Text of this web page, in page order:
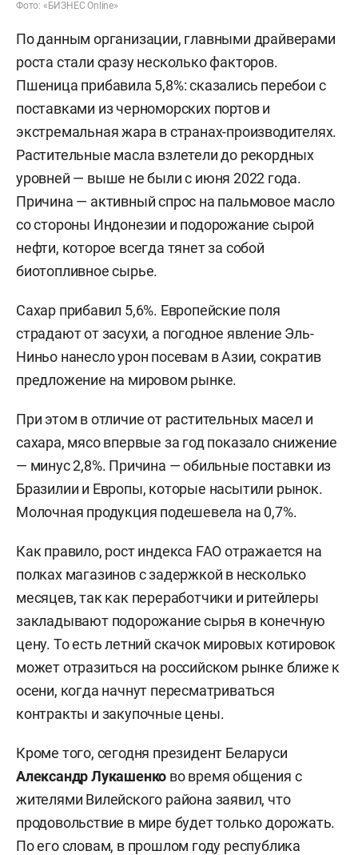
Фото: «БИЗНЕС Online»
По данным организации, главными драйверами
роста стали сразу несколько факторов.
Пшеница прибавила 5,8%: сказались перебои с
поставками из черноморских портов и
экстремальная жара в странах-производителях.
Растительные масла взлетели до рекордных
уровней — выше не были с июня 2022 года.
Причина — активный спрос на пальмовое масло
со стороны Индонезии и подорожание сырой
нефти, которое всегда тянет за собой
биотопливное сырье.
Сахар прибавил 5,6%. Европейские поля
страдают от засухи, а погодное явление Эль-
Ниньо нанесло урон посевам в Азии, сократив
предложение на мировом рынке.
При этом в отличие от растительных масел и
сахара, мясо впервые за год показало снижение
— минус 2,8%. Причина — обильные поставки из
Бразилии и Европы, которые насытили рынок.
Молочная продукция подешевела на 0,7%.
Как правило, рост индекса FAO отражается на
полках магазинов с задержкой в несколько
месяцев, так как переработчики и ритейлеры
закладывают подорожание сырья в конечную
цену. То есть летний скачок мировых котировок
может отразиться на российском рынке ближе к
осени, когда начнут пересматриваться
контракты и закупочные цены.
Кроме того, сегодня президент Беларуси
Александр Лукашенко во время общения с
жителями Вилейского района заявил, что
продовольствие в мире будет только дорожать.
По его словам, в прошлом году республика